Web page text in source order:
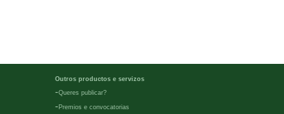
Outros productos e servizos
-Queres publicar?
- Premios e convocatorias